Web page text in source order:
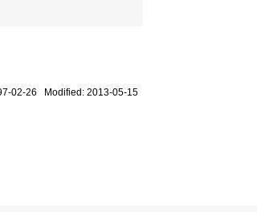
02-26 Modified: 2013-05-15